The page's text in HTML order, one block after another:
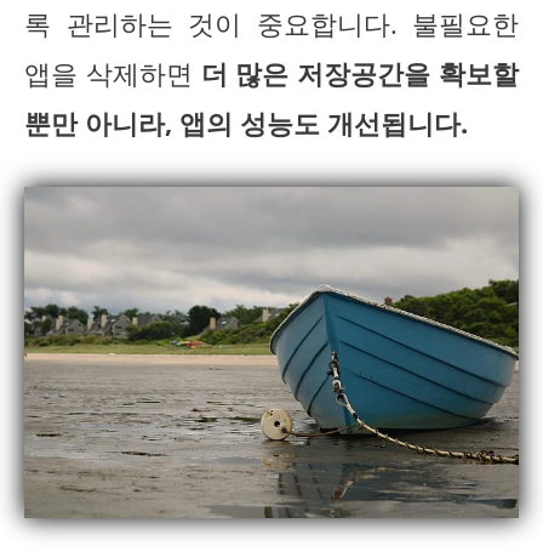
록 관리하는 것이 중요합니다. 불필요한
앱을 삭제하면 더 많은 저장공간을 확보할
뿐만 아니라, 앱의 성능도 개선됩니다.